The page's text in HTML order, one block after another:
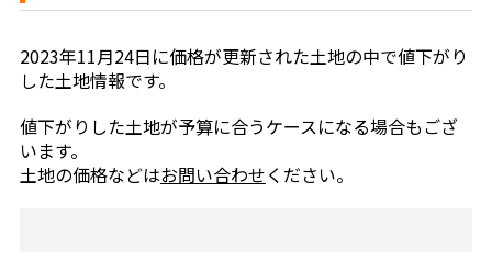
2023年11月24日に価格が更新された土地の中で値下がり
した土地情報です。
値下がりした土地が予算に合うケースになる場合もござ
います。
土地の価格などはお問い合わせください。